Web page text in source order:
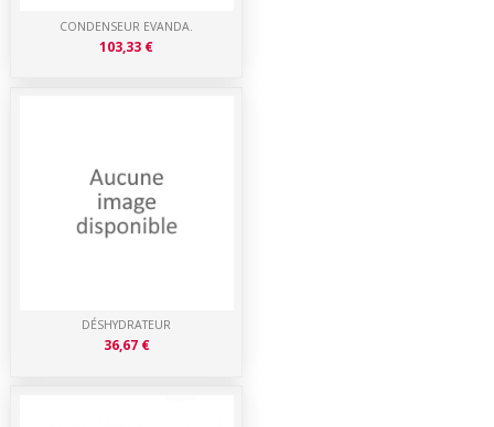
DÉSHYDRATEUR
36,67 €
CONDENSEUR EVANDA.
103,33 €